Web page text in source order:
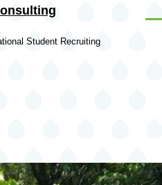
Student Recruiting